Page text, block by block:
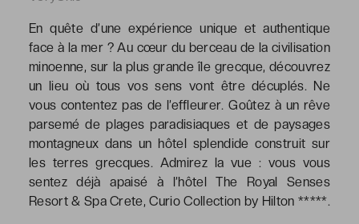
En quête d’une expérience unique et authentique
face à la mer ? Au cœur du berceau de la civilisation
minoenne, sur la plus grande île grecque, découvrez
un lieu où tous vos sens vont être décuplés. Ne
vous contentez pas de l’effleurer. Goûtez à un rêve
parsemé de plages paradisiaques et de paysages
montagneux dans un hôtel splendide construit sur
les terres grecques. Admirez la vue : vous vous
sentez déjà apaisé à l’hôtel The Royal Senses
Resort & Spa Crete, Curio Collection by Hilton *****.